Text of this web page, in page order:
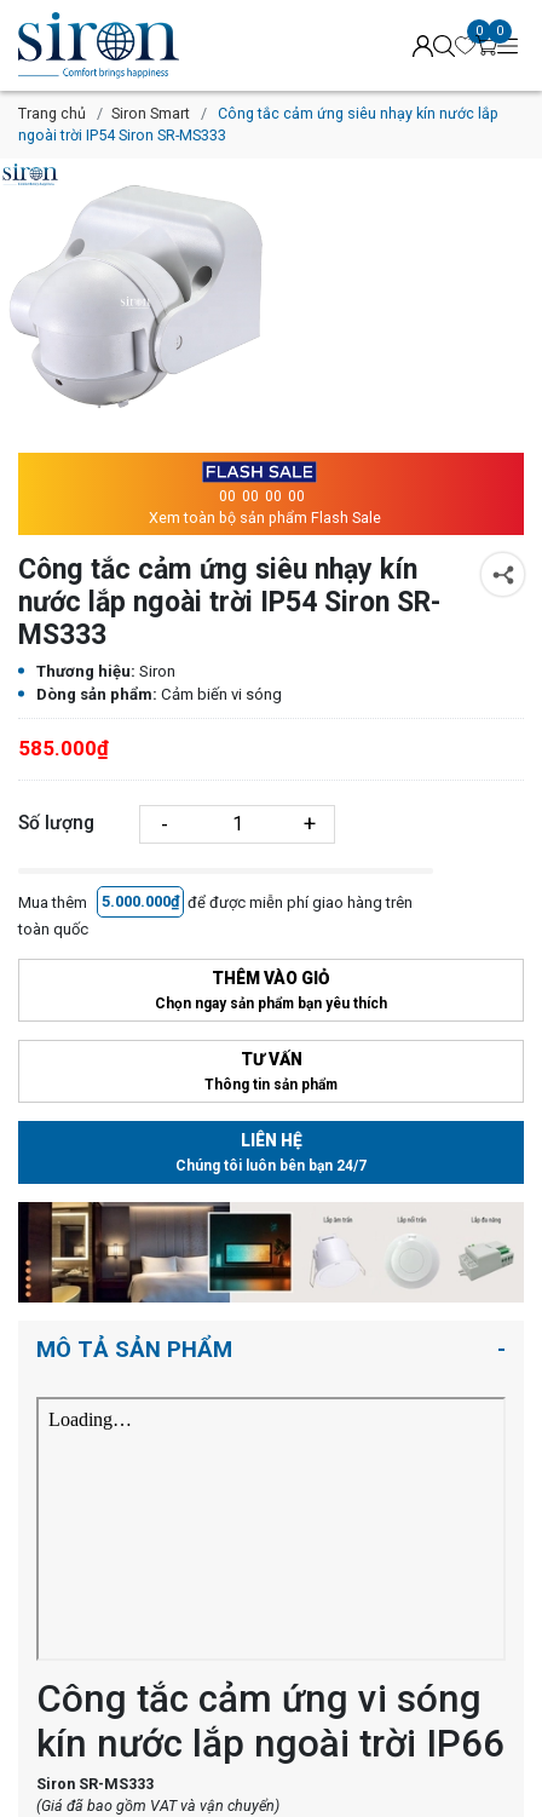
0 0
Trang chủ Siron Smart
Công tắc cảm ứng siêu nhạy kín nước lắp
ngoài trời IP54 Siron SR-MS333
00 00 00 00
Xem toàn bộ sản phẩm Flash Sale
Công tắc cảm ứng siêu nhạy kín
nước lắp ngoài trời IP54 Siron SR-
MS333
Thương hiệu: Siron
Dòng sản phẩm: Cảm biến vi sóng
585.000₫
Số lượng - +
Mua thêm 5.000.000₫ để được miễn phí giao hàng trên
toàn quốc
THÊM VÀO GIỎ
Chọn ngay sản phẩm bạn yêu thích
TƯ VẤN
Thông tin sản phẩm
LIÊN HỆ
Chúng tôi luôn bên bạn 24/7
MÔ TẢ SẢN PHẨM
Công tắc cảm ứng vi sóng
kín nước lắp ngoài trời IP66
Siron SR-MS333
(Giá đã bao gồm VAT và vận chuyển)